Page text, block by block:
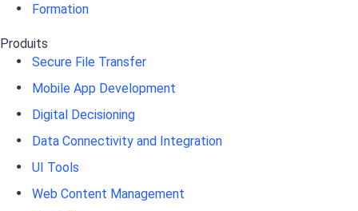
Formation
Produits
Secure File Transfer
Mobile App Development
Digital Decisioning
Data Connectivity and Integration
UI Tools
Web Content Management